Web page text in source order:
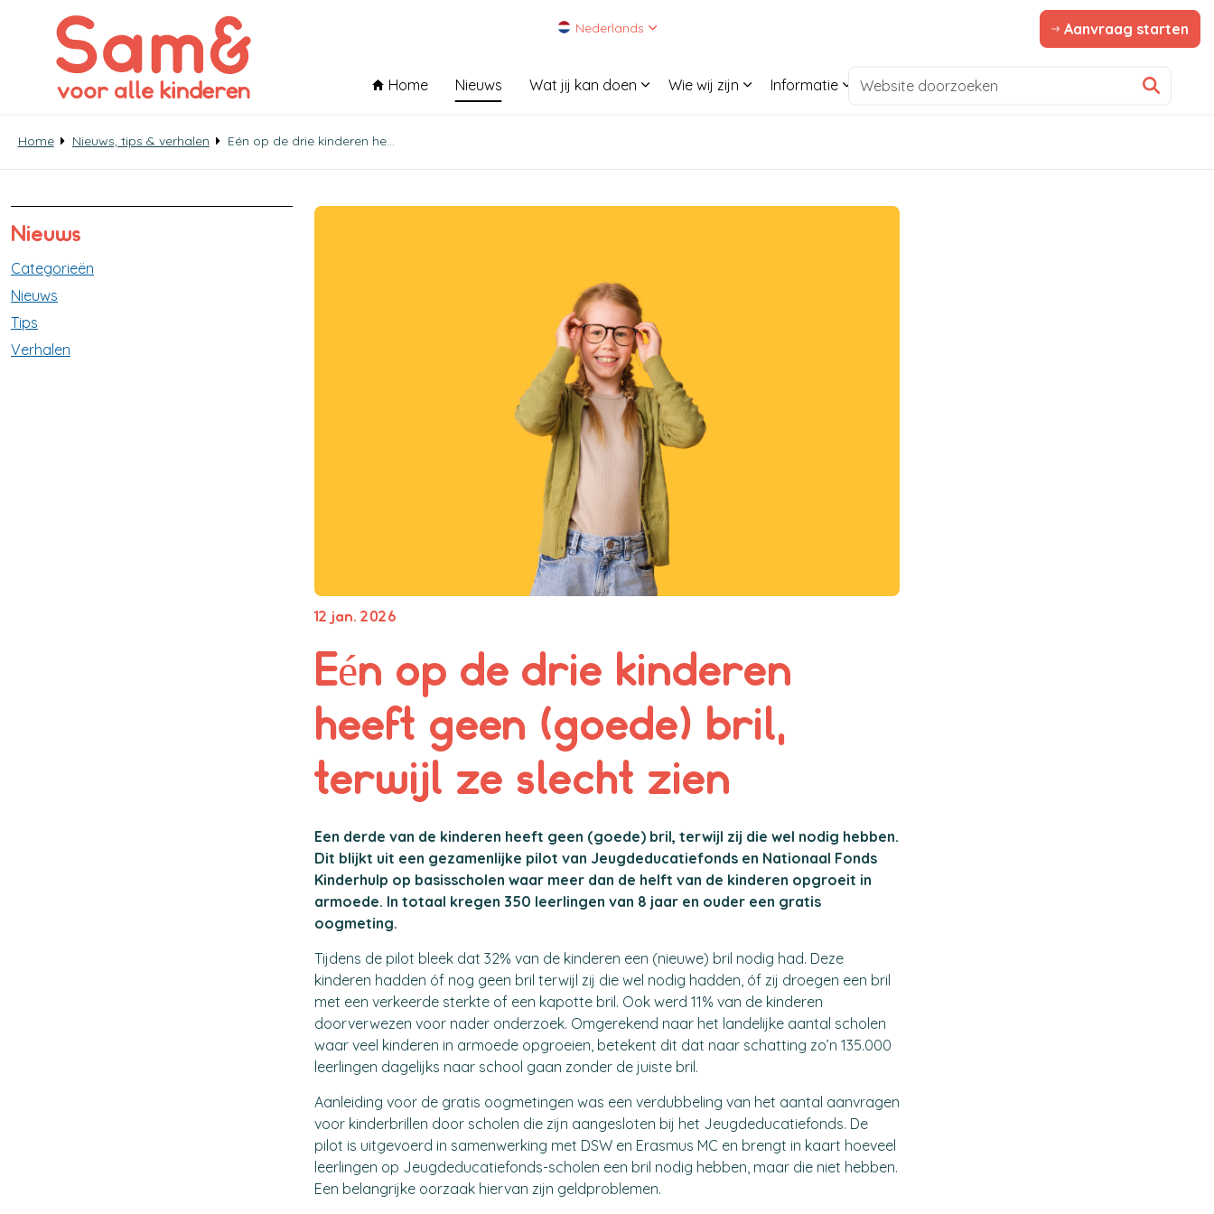
Home Nieuws Wat jij kan doen Wie wij zijn Informatie
Nederlands Aanvraag starten
Home Nieuws, tips & verhalen Eén op de drie kinderen heeft geen (goede) bril, terwijl ze slecht zien
12 jan. 2026
Eén op de drie kinderen
heeft geen (goede) bril,
terwijl ze slecht zien
Een derde van de kinderen heeft geen (goede) bril, terwijl zij die wel nodig hebben.
Dit blijkt uit een gezamenlijke pilot van Jeugdeducatiefonds en Nationaal Fonds
Kinderhulp op basisscholen waar meer dan de helft van de kinderen opgroeit in
armoede. In totaal kregen 350 leerlingen van 8 jaar en ouder een gratis
oogmeting.
Tijdens de pilot bleek dat 32% van de kinderen een (nieuwe) bril nodig had. Deze
kinderen hadden óf nog geen bril terwijl zij die wel nodig hadden, óf zij droegen een bril
met een verkeerde sterkte of een kapotte bril. Ook werd 11% van de kinderen
doorverwezen voor nader onderzoek. Omgerekend naar het landelijke aantal scholen
waar veel kinderen in armoede opgroeien, betekent dit dat naar schatting zo’n 135.000
leerlingen dagelijks naar school gaan zonder de juiste bril.
Aanleiding voor de gratis oogmetingen was een verdubbeling van het aantal aanvragen
voor kinderbrillen door scholen die zijn aangesloten bij het Jeugdeducatiefonds. De
pilot is uitgevoerd in samenwerking met DSW en Erasmus MC en brengt in kaart hoeveel
leerlingen op Jeugdeducatiefonds-scholen een bril nodig hebben, maar die niet hebben.
Een belangrijke oorzaak hiervan zijn geldproblemen.
Nieuws
Categorieën
Nieuws
Tips
Verhalen